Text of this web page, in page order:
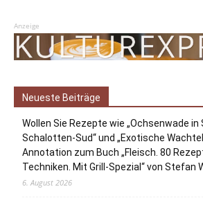
Anzeige
Neueste Beiträge
Wollen Sie Rezepte wie „Ochsenwade in
Schalotten-Sud“ und „Exotische
Annotation zum Buch „Fleisch. 80
Techniken. Mit Grill-Spezial“ von Stefan
6. August 2026